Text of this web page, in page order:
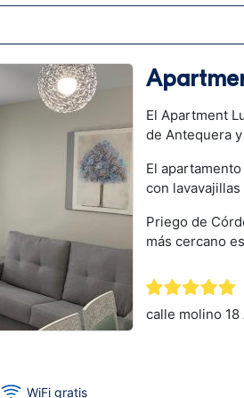
El Apartment
de Antequera
El
con
Priego de
más cercano
calle molino 18
WiFi gratis